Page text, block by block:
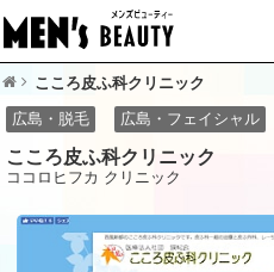
こころ皮ふ科クリニック
広島・脱毛 広島・フェイシャル
こころ皮ふ科クリニック
ココロヒフカ クリニック